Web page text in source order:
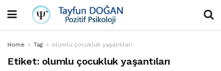
Home Tag olumlu çocukluk yaşantıları
Etiket: olumlu çocukluk yaşantıları